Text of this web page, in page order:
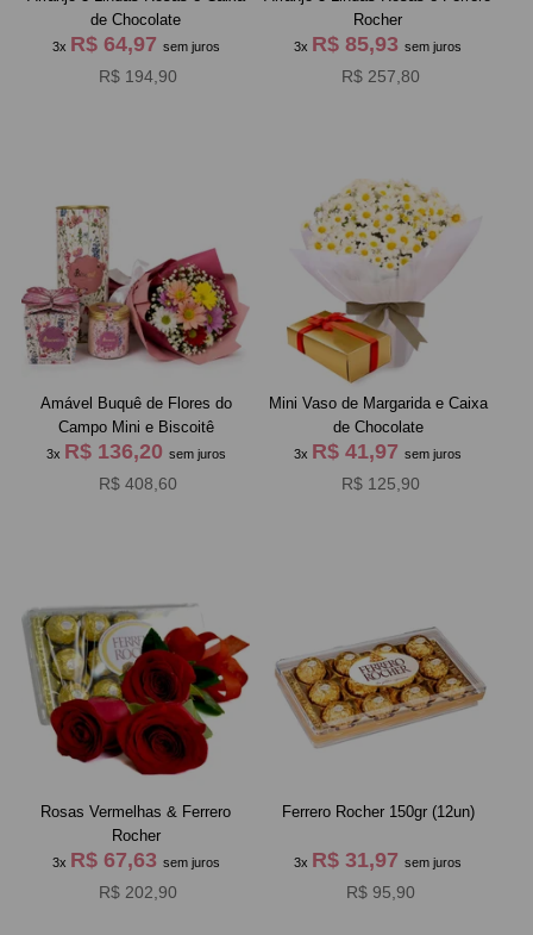
de Chocolate
3x R$ 64,97 sem juros
R$ 194,90
Rocher
3x R$ 85,93sem juros
R$ 257,80
Amável Buquê de Flores do
Campo Mini e Biscoitê
3x R$ 136,20 sem juros
R$ 408,60
Mini Vaso de Margarida e Caixa
de Chocolate
3x R$ 41,97sem juros
R$ 125,90
Rosas Vermelhas & Ferrero
Rocher
3x R$ 67,63 sem juros
R$ 202,90
Ferrero Rocher 150gr (12un)
3x R$ 31,97sem juros
R$ 95,90